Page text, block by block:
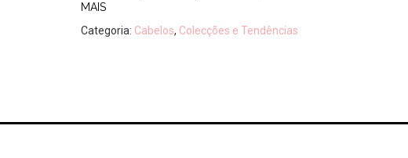
MAIS
Categoria: Cabelos, Colecções e Tendências